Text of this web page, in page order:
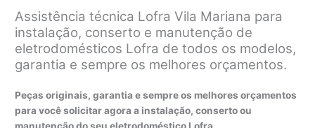
Assistência técnica Lofra Vila Mariana para
instalação, conserto e manutenção de
eletrodomésticos Lofra de todos os modelos,
garantia e sempre os melhores orçamentos.
Peças originais, garantia e sempre os melhores orçamentos
para você solicitar agora a instalação, conserto ou